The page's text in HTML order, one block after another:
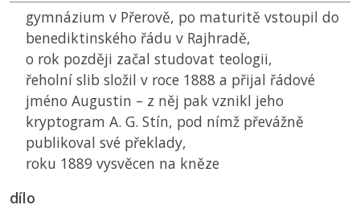
gymnázium v Přerově, po maturitě vstoupil do
benediktinského řádu v Rajhradě,
o rok později začal studovat teologii,
řeholní slib složil v roce 1888 a přijal řádové
jméno Augustin – z něj pak vznikl jeho
kryptogram A. G. Stín, pod nímž převážně
publikoval své překlady,
roku 1889 vysvěcen na kněze
dílo